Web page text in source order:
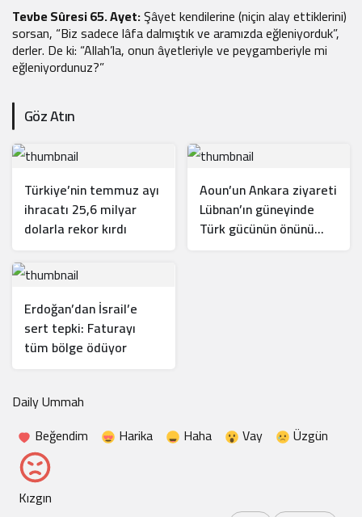
Tevbe Sûresi 65. Ayet:Şâyet kendilerine (niçin alay ettiklerini)
sorsan, “Biz sadece lâfa dalmıştık ve aramızda eğleniyorduk”,
derler. De ki: “Allah’la, onun âyetleriyle ve peygamberiyle mi
eğleniyordunuz?”
Göz Atın
Türkiye’nin temmuz ayı
ihracatı 25,6 milyar
dolarla rekor kırdı
Aoun’un Ankara ziyareti
Lübnan’ın güneyinde
Türk gücünün önünü
Erdoğan’dan İsrail’e
sert tepki: Faturayı
tüm bölge ödüyor
Daily Ummah
Beğendim
Harika Haha Vay Üzgün
Kızgın